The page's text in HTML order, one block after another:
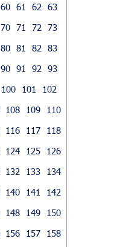
60 61 62
63
70 71 72
73
80 81 82
83
90 91 92
93
100 101
102
108 109
110
116 117
118
124 125
126
132 133
134
140 141
142
148 149
150
156 157
158